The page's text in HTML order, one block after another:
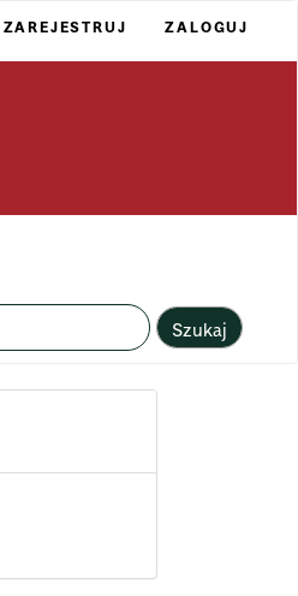
ZAREJESTRUJ ZALOGUJ
Szukaj